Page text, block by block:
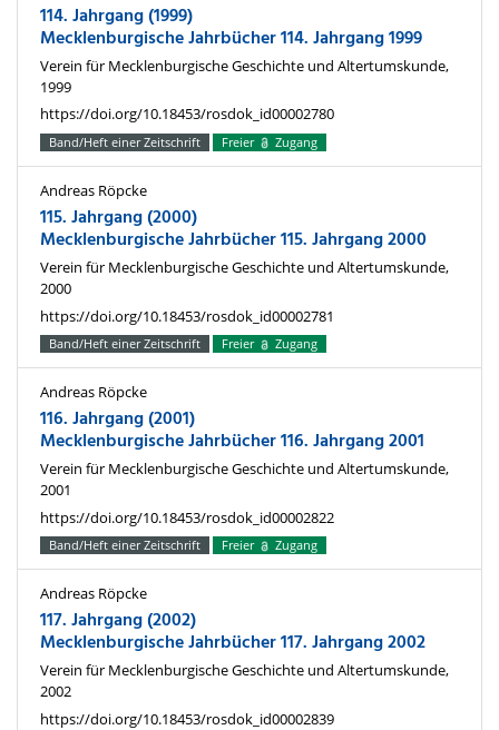
114. Jahrgang (1999)
Mecklenburgische Jahrbücher 114. Jahrgang 1999
Verein für Mecklenburgische Geschichte und Altertumskunde,
1999
https://doi.org/10.18453/rosdok_id00002780
Band/Heft einer Zeitschrift Freier Zugang
Andreas Röpcke
115. Jahrgang (2000)
Mecklenburgische Jahrbücher 115. Jahrgang 2000
Verein für Mecklenburgische Geschichte und Altertumskunde,
2000
https://doi.org/10.18453/rosdok_id00002781
Band/Heft einer Zeitschrift Freier Zugang
Andreas Röpcke
116. Jahrgang (2001)
Mecklenburgische Jahrbücher 116. Jahrgang 2001
Verein für Mecklenburgische Geschichte und Altertumskunde,
2001
https://doi.org/10.18453/rosdok_id00002822
Band/Heft einer Zeitschrift Freier Zugang
Andreas Röpcke
117. Jahrgang (2002)
Mecklenburgische Jahrbücher 117. Jahrgang 2002
Verein für Mecklenburgische Geschichte und Altertumskunde,
2002
https://doi.org/10.18453/rosdok_id00002839